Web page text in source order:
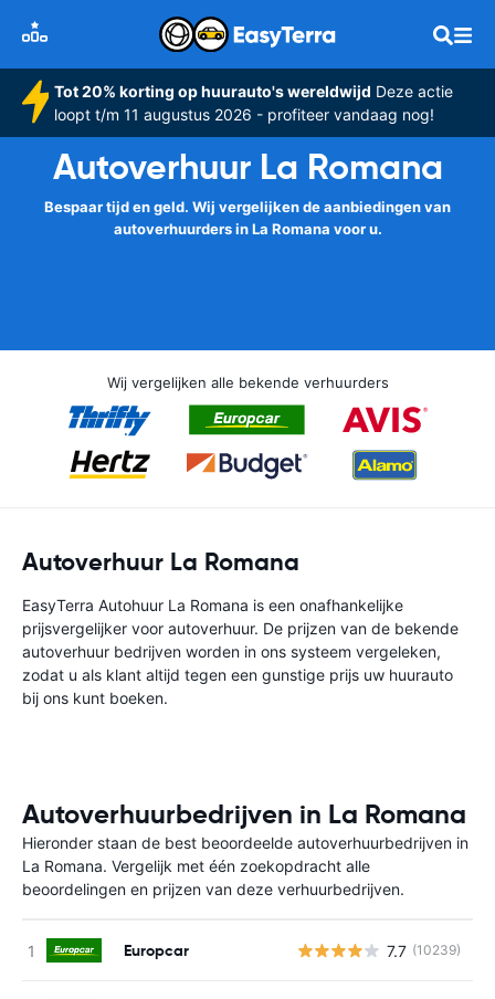
Tot 20% korting op huurauto's wereldwijd Deze actie
loopt t/m 11 augustus 2026 - profiteer vandaag nog!
Autoverhuur La Romana
Bespaar tijd en geld. Wij vergelijken de aanbiedingen van
autoverhuurders in La Romana voor u.
Wij vergelijken alle bekende verhuurders
Autoverhuur La Romana
EasyTerra Autohuur La Romana is een onafhankelijke
prijsvergelijker voor autoverhuur. De prijzen van de bekende
autoverhuur bedrijven worden in ons systeem vergeleken,
zodat u als klant altijd tegen een gunstige prijs uw huurauto
bij ons kunt boeken.
Autoverhuurbedrijven in La Romana
Hieronder staan de best beoordeelde autoverhuurbedrijven in
La Romana. Vergelijk met één zoekopdracht alle
beoordelingen en prijzen van deze verhuurbedrijven.
Europcar 7.7 (10239)